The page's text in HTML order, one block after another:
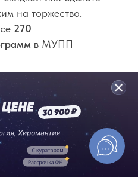
на торжество.
270
в МУПП